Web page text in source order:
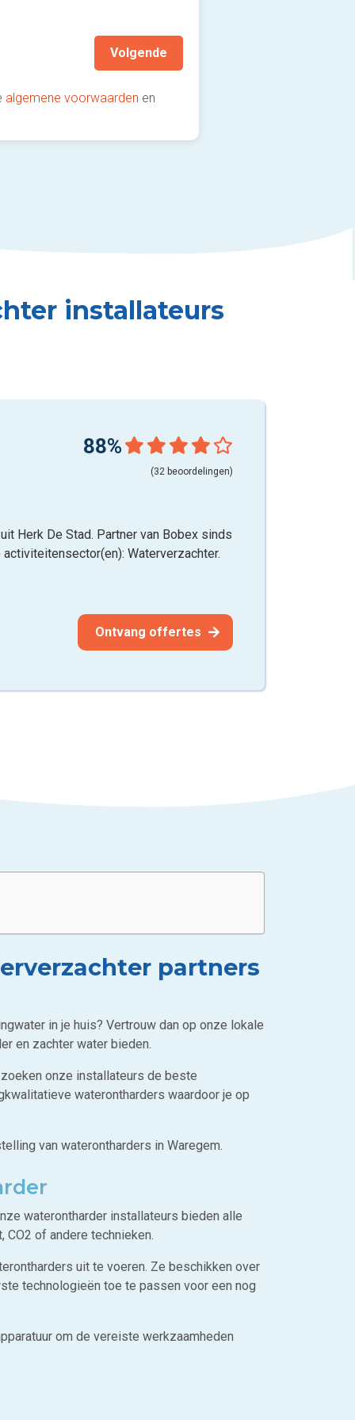
Volgende
algemene voorwaarden en
installateurs
88%
(32 beoordelingen)
Herk De Stad. Partner van Bobex sinds
Waterverzachter.
Ontvang offertes
partners
in je huis? Vertrouw dan op onze lokale
en zachter water bieden.
onze installateurs de beste
waterontharders waardoor je op
van waterontharders in Waregem.
waterontharder installateurs bieden alle
CO2 of andere technieken.
uit te voeren. Ze beschikken over
technologieën toe te passen voor een nog
om de vereiste werkzaamheden